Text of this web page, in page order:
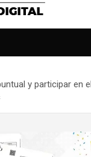
y participar en